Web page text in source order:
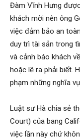
Đàm Vĩnh Hưng
khách mời nên ông
việc đảm bảo an
duy trì tài sản trong
và cảnh báo khách
hoặc lẽ ra phải biết.
phạm những nghĩa
Luật sư Hà chia sẻ
Court) của bang
việc lần này chứ